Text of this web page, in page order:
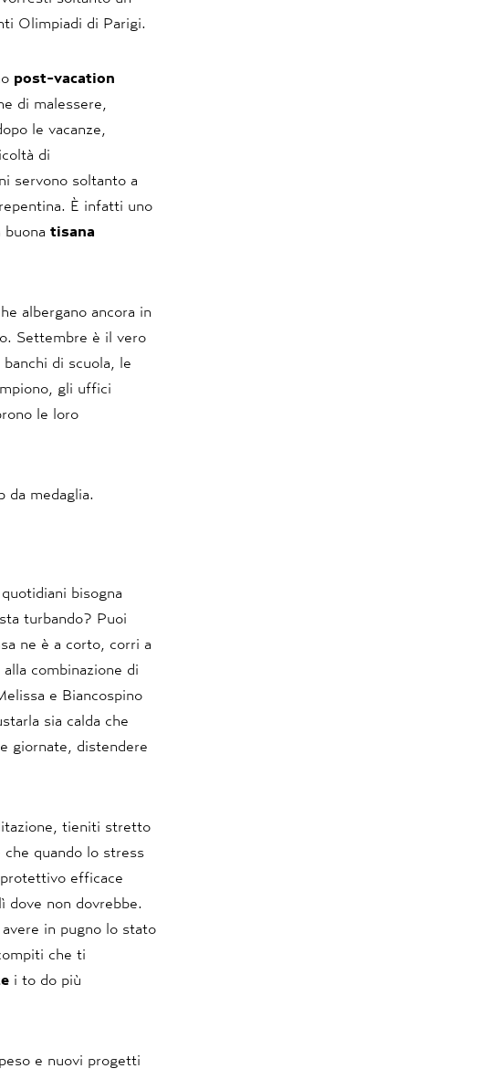
Olimpiadi di Parigi.
post-vacation
di malessere,
le vacanze,
di
servono soltanto a
È infatti uno
tisana
albergano ancora in
Settembre è il vero
di scuola, le
gli uffici
le loro
da medaglia.
bisogna
turbando? Puoi
ne è a corto, corri a
alla combinazione di
e Biancospino
sia calda che
giornate, distendere
tieniti stretto
quando lo stress
efficace
non dovrebbe.
avere in pugno lo stato
che ti
i to do più
e nuovi progetti